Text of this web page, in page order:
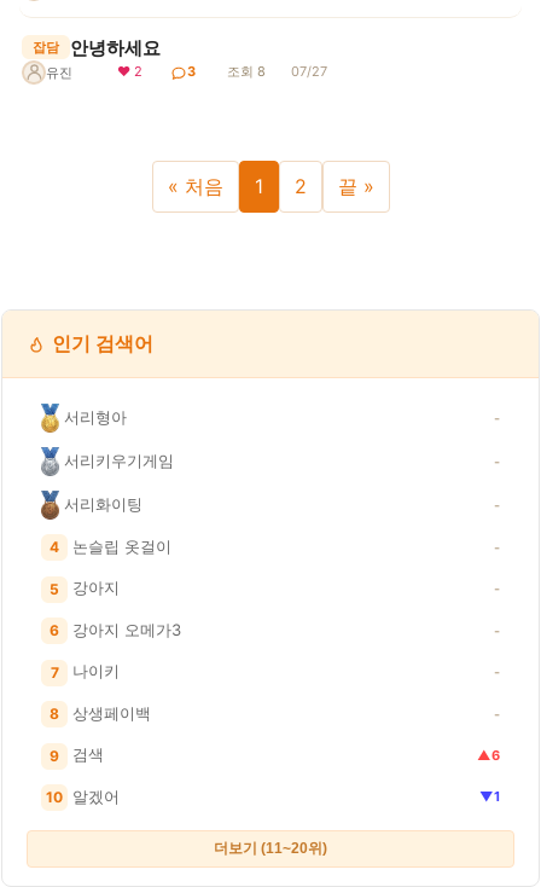
잡담 안녕하세요
유진 ❤ 2 3 조회 8 07/27
« 처음 1 2 끝 »
인기 검색어
서리형아 -
서리키우기게임 -
서리화이팅 -
4 논슬립 옷걸이 -
5 강아지 -
6 강아지 오메가3 -
7 나이키 -
8 상생페이백 -
9 검색 ▲6
10 알겠어 ▼1
더보기 (11~20위)